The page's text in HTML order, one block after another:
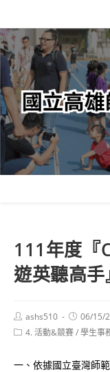
轉
至
主
內
容
111年度『
遊英聽高
Post
author:
ashs510
Post
published:
06/15/
Post4. 活動&競賽/學生事
一、依據國立臺灣師